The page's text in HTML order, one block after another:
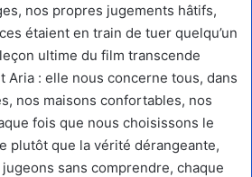
nos propres jugements hâtifs,
étaient en train de tuer quelqu’un
ultime du film transcende
Aria : elle nous concerne tous, dans
nos maisons confortables, nos
fois que nous choisissons le
plutôt que la vérité dérangeante,
sans comprendre, chaque